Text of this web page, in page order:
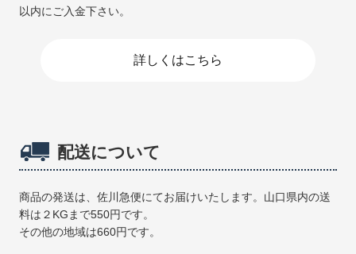
以内にご入金下さい。
詳しくはこちら
配送について
商品の発送は、佐川急便にてお届けいたします。山口県内の送
料は２KGまで550円です。
その他の地域は660円です。